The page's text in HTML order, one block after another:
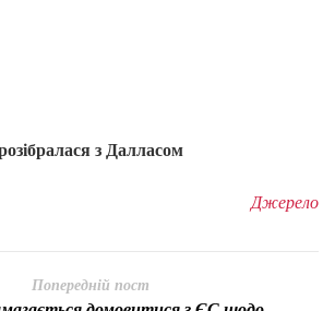
з Далласом
Джерело
Попередній пост